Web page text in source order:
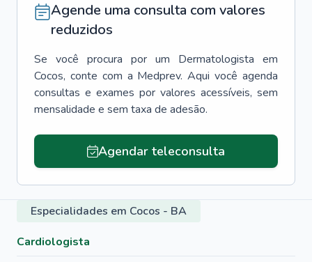
Agende uma consulta com valores
reduzidos
Se você procura por um Dermatologista em
Cocos, conte com a Medprev. Aqui você agenda
consultas e exames por valores acessíveis, sem
mensalidade e sem taxa de adesão.
Agendar teleconsulta
Especialidades em Cocos - BA
Cardiologista